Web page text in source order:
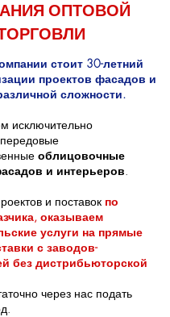
ОПТОВОЙ
стоит 30-летний
проектов фасадов и
сложности.
исключительно
облицовочные
и интерьеров.
и поставок по
оказываем
услуги на прямые
с заводов-
без дистрибьюторской
через нас подать